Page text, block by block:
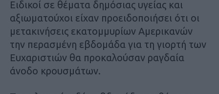
Ειδικοί σε θέματα δημόσιας υγείας και
αξιωματούχοι είχαν προειδοποιήσει ότι οι
μετακινήσεις εκατομμυρίων Αμερικανών
την περασμένη εβδομάδα για τη γιορτή των
Ευχαριστιών θα προκαλούσαν ραγδαία
άνοδο κρουσμάτων.